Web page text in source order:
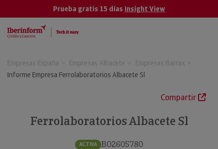
Prueba gratis 15 días Insight View
Empresas España Empresas Albacete
Empresas Barrax
Informe Empresa Ferrolaboratorios Albacete Sl
Compartir
Ferrolaboratorios Albacete Sl
ACTIVA B02605780